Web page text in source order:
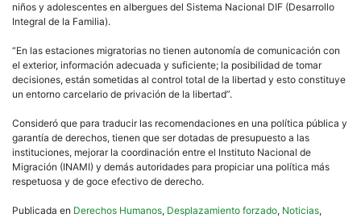
niños y adolescentes en albergues del Sistema Nacional DIF (Desarrollo
Integral de la Familia).
“En las estaciones migratorias no tienen autonomía de comunicación con
el exterior, información adecuada y suficiente; la posibilidad de tomar
decisiones, están sometidas al control total de la libertad y esto constituye
un entorno carcelario de privación de la libertad”.
Consideró que para traducir las recomendaciones en una política pública y
garantía de derechos, tienen que ser dotadas de presupuesto a las
instituciones, mejorar la coordinación entre el Instituto Nacional de
Migración (INAMI) y demás autoridades para propiciar una política más
respetuosa y de goce efectivo de derecho.
Publicada en Derechos Humanos, Desplazamiento forzado, Noticias,